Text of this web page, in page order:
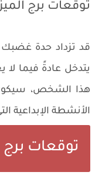
توقعات برج
قد تزداد حدة
يتدخل عادةً فيما
هذا الشخص،
الأنشطة الإبداعية
توقعات برج